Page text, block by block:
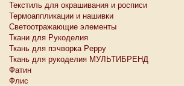
Текстиль для окрашивания и росписи
Термоаппликации и нашивки
Светоотражающие элементы
Ткани для Рукоделия
Ткань для пэчворка Peppy
Ткань для рукоделия МУЛЬТИБРЕНД
Фатин
Флис